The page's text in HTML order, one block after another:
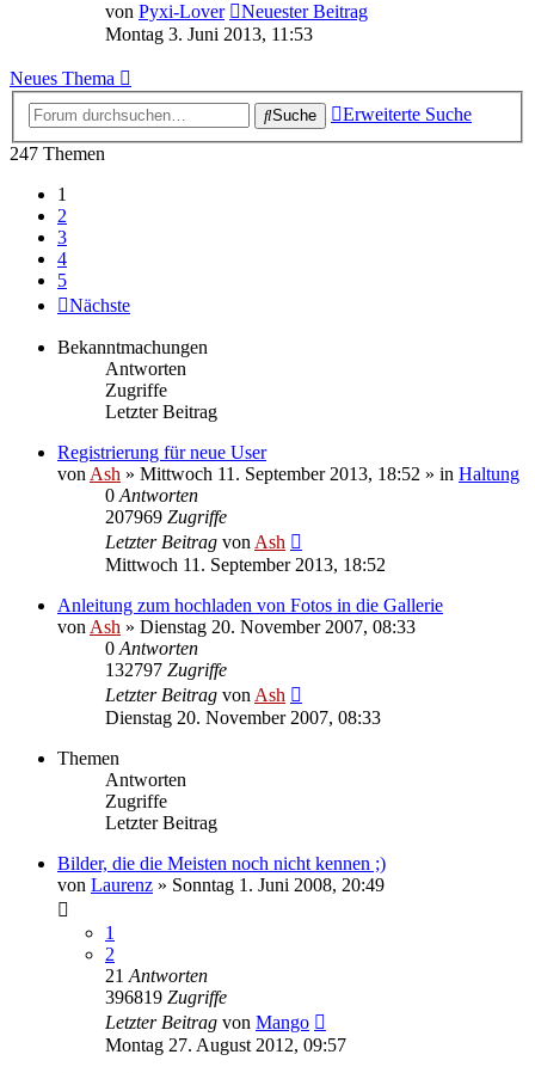
von Pyxi-Lover
Neuester Beitrag
Montag 3. Juni 2013, 11:53
Neues Thema
Suche
Erweiterte Suche
247 Themen
1
2
3
4
5
Nächste
Bekanntmachungen
Antworten
Zugriffe
Letzter Beitrag
Registrierung für neue User
von Ash » Mittwoch 11. September 2013, 18:52 » in Haltung
0 Antworten
207969 Zugriffe
Letzter Beitrag von Ash
Mittwoch 11. September 2013, 18:52
Anleitung zum hochladen von Fotos in die Gallerie
von Ash » Dienstag 20. November 2007, 08:33
0 Antworten
132797 Zugriffe
Letzter Beitrag von Ash
Dienstag 20. November 2007, 08:33
Themen
Antworten
Zugriffe
Letzter Beitrag
Bilder, die die Meisten noch nicht kennen ;)
von Laurenz » Sonntag 1. Juni 2008, 20:49
1
2
21 Antworten
396819 Zugriffe
Letzter Beitrag von Mango
Montag 27. August 2012, 09:57